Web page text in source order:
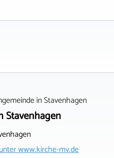
inStavenhagen
Stavenhagen
www.kirche-mv.de